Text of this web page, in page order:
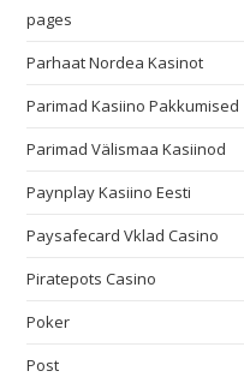
pages
Parhaat Nordea Kasinot
Parimad Kasiino Pakkumised
Parimad Välismaa Kasiinod
Paynplay Kasiino Eesti
Paysafecard Vklad Casino
Piratepots Casino
Poker
Post